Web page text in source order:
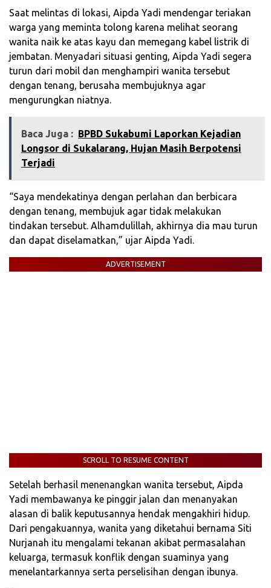
Saat melintas di lokasi, Aipda Yadi mendengar teriakan
warga yang meminta tolong karena melihat seorang
wanita naik ke atas kayu dan memegang kabel listrik di
jembatan. Menyadari situasi genting, Aipda Yadi segera
turun dari mobil dan menghampiri wanita tersebut
dengan tenang, berusaha membujuknya agar
mengurungkan niatnya.
Baca Juga : ‎BPBD Sukabumi Laporkan Kejadian
Longsor di Sukalarang, Hujan Masih Berpotensi
Terjadi‎
“Saya mendekatinya dengan perlahan dan berbicara
dengan tenang, membujuk agar tidak melakukan
tindakan tersebut. Alhamdulillah, akhirnya dia mau turun
dan dapat diselamatkan,” ujar Aipda Yadi.
ADVERTISEMENT
SCROLL TO RESUME CONTENT
Setelah berhasil menenangkan wanita tersebut, Aipda
Yadi membawanya ke pinggir jalan dan menanyakan
alasan di balik keputusannya hendak mengakhiri hidup.
Dari pengakuannya, wanita yang diketahui bernama Siti
Nurjanah itu mengalami tekanan akibat permasalahan
keluarga, termasuk konflik dengan suaminya yang
menelantarkannya serta perselisihan dengan ibunya.